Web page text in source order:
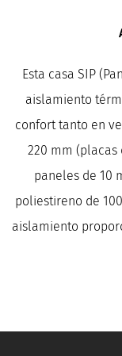
Esta casa SIP
aislamiento
confort tanto en
220 mm
paneles de 10
poliestireno de
aislamiento